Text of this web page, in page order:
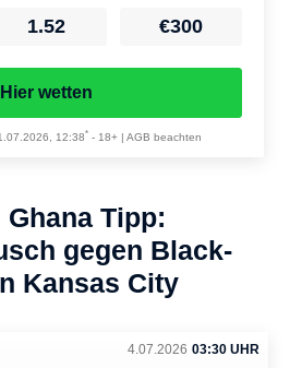
1.52 €300
Hier wetten
12:38*- 18+ | AGB beachten
Tipp:
gegen Black-
Kansas City
4.07.2026 03:30 UHR